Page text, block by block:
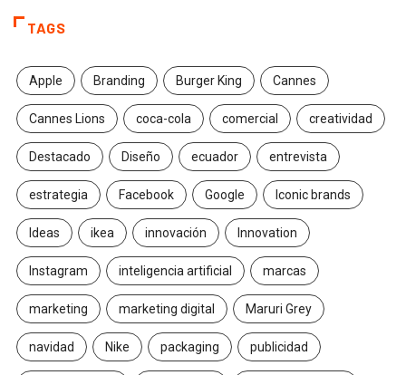
TAGS
Apple Branding Burger King Cannes
Cannes Lions coca-cola comercial creatividad
Destacado Diseño ecuador entrevista
estrategia Facebook Google Iconic brands
Ideas ikea innovación Innovation
Instagram inteligencia artificial marcas
marketing marketing digital Maruri Grey
navidad Nike packaging publicidad